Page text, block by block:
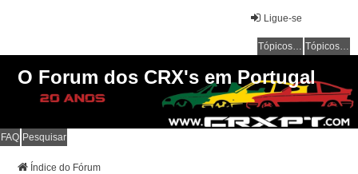
Ligue-se
Tópicos sem resposta Tópicos ativos
O Forum dos CRX's em Portugal
FAQ Pesquisar
Índice do Fórum